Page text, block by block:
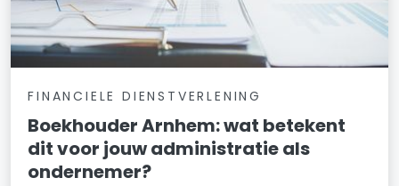
FINANCIELE DIENSTVERLENING
Boekhouder Arnhem: wat betekent
dit voor jouw administratie als
ondernemer?